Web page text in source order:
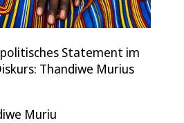
Statement im
Thandiwe Murius
Muriu